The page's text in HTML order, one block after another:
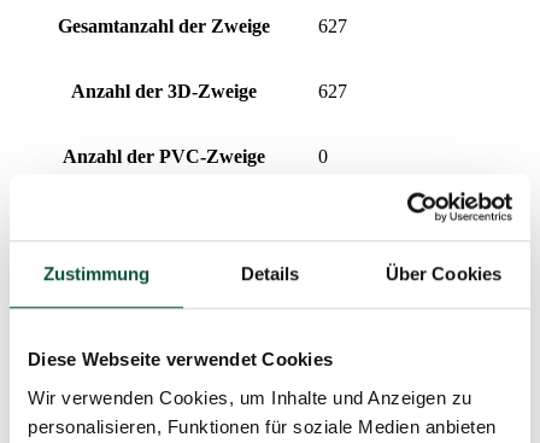
Zustimmung Details Über Cookies
Diese Webseite verwendet Cookies
Wir verwenden Cookies, um Inhalte und Anzeigen zu
personalisieren, Funktionen für soziale Medien anbieten
Gesamtanzahl der Zweige 627
Anzahl der 3D-Zweige 627
Anzahl der PVC-Zweige 0
Prozentualer Anteil 3D/PVC
Aufklapptyp snap tree
Design dicht